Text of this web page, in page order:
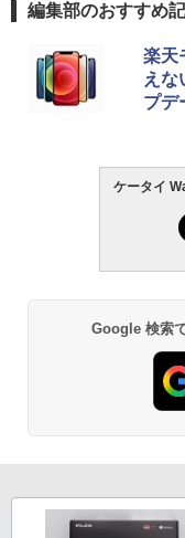
編集部のおすすめ
楽天
えな
プデ
ケータイ
Google 検索